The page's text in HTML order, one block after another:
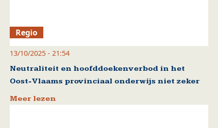
Regio
13/10/2025 - 21:54
Neutraliteit en hoofddoekenverbod in het
Oost-Vlaams provinciaal onderwijs niet zeker
Meer lezen